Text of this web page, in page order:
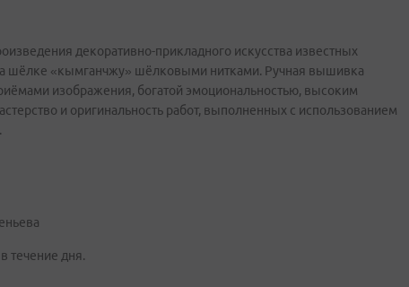
декоративно-прикладного искусства известных
шёлке «кымганчжу» шёлковыми нитками. Ручная вышивка
изображения, богатой эмоциональностью, высоким
и оригинальность работ, выполненных с использованием
течение дня.